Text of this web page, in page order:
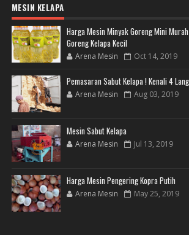
MESIN KELAPA
Harga Mesin Minyak Goreng Mini
Goreng Kelapa Kecil
Arena Mesin Oct 14, 2019
Pemasaran Sabut Kelapa ! Kenali 4
Arena Mesin Aug 03, 2019
Mesin Sabut Kelapa
Arena Mesin Jul 13, 2019
Harga Mesin Pengering Kopra Putih
Arena Mesin May 25, 2019